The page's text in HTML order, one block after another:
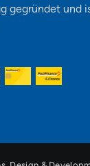
gegründet und